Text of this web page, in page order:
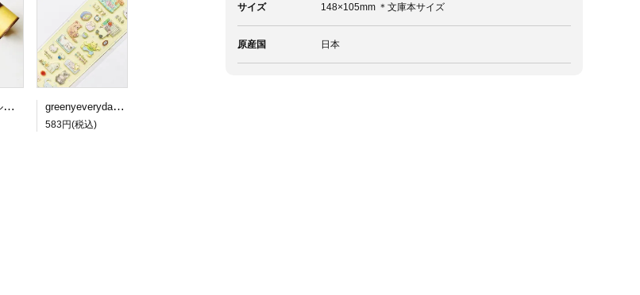
サイズ 148×105mm ＊文庫本サイズ
原産国 日本
ア・ラ・カル堂 カステラのロール付箋 greenyeveryday PETステッカー lazy cat
583円(税込)